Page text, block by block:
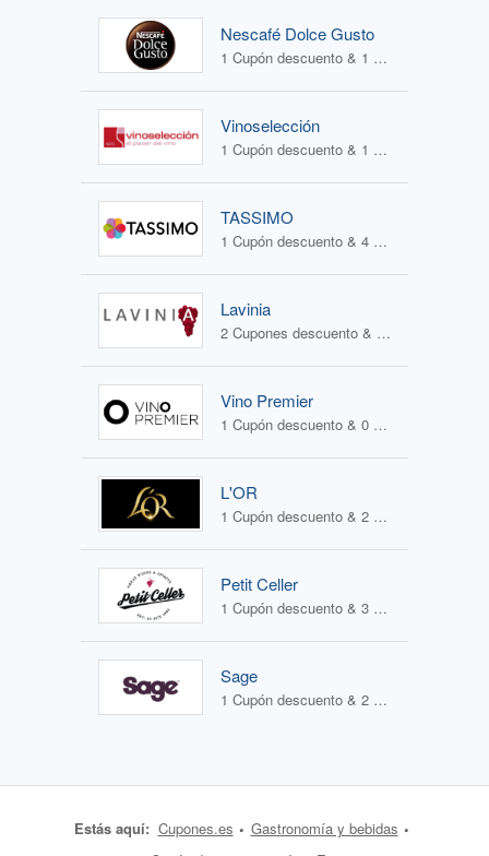
Nescafé Dolce Gusto
1 Cupón descuento & 1 Oferta
Vinoselección
1 Cupón descuento & 1 Oferta
TASSIMO
1 Cupón descuento & 4 Ofertas
Lavinia
2 Cupones descuento & 1 Oferta
Vino Premier
1 Cupón descuento & 0 Ofertas
L'OR
1 Cupón descuento & 2 Ofertas
Petit Celler
1 Cupón descuento & 3 Ofertas
Sage
1 Cupón descuento & 2 Ofertas
Estás aquí: Cupones.es
Gastronomía y bebidas